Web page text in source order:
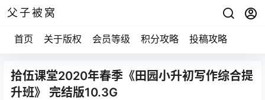
父子被窝
首页 关于版权 会员等级 积分攻略 投稿攻略
拾伍课堂2020年春季《田园小升初写作综合提
升班》 完结版10.3G